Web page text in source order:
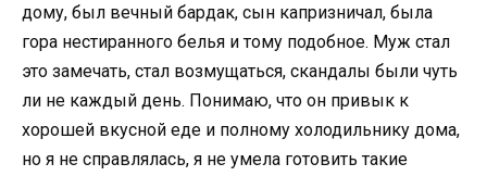
дому, был вечный бардак, сын капризничал, была
гора нестиранного белья и тому подобное. Муж стал
это замечать, стал возмущаться, скандалы были чуть
ли не каждый день. Понимаю, что он привык к
хорошей вкусной еде и полному холодильнику дома,
но я не справлялась, я не умела готовить такие